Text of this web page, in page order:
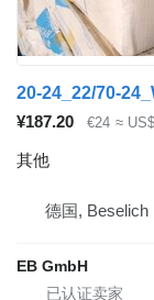
¥187.20 €24 ≈
其他
德国, Beselich
EB GmbH